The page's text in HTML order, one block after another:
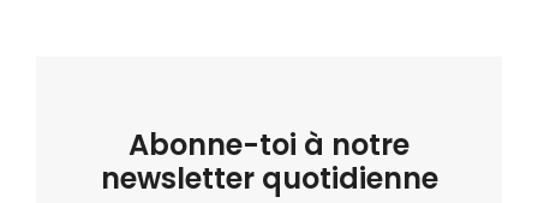
Abonne-toi à notre
newsletter quotidienne